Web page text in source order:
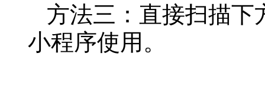
方法三：直接扫描下
小程序使用。